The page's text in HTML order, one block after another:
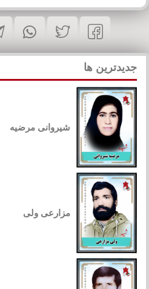
جدیدترین ها
شیروانی مرضیه
مزارعی ولی